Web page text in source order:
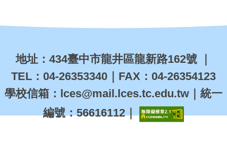
地址： 434臺中市龍井區龍新路162號
TEL ： 04-26353340 FAX ： 04-26354123
學校信箱 ： lces@mail.lces.tc.edu.tw ｜統一
編號：56616112｜